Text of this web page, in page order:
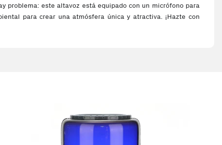
problema: este altavoz está equipado con un micrófono para
para crear una atmósfera única y atractiva. ¡Hazte con